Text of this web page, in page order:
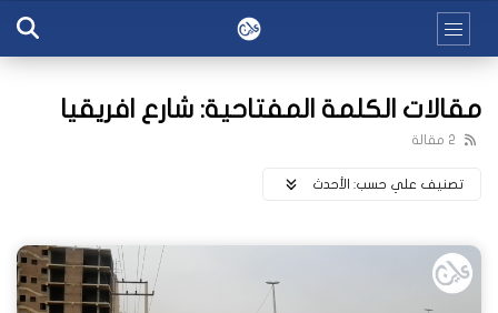
مقالات الكلمة المفتاحية: شارع افريقيا
2 مقالة
تصنيف علي حسب: اﻷحدث